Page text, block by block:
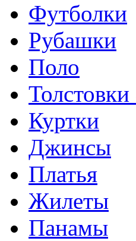
Футболки
Рубашки
Поло
Куртки
Джинсы
Платья
Жилеты
Панамы